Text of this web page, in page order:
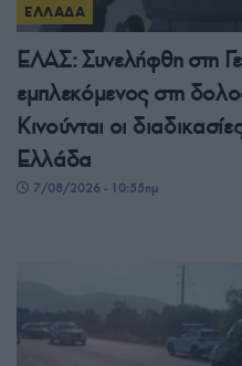
ΕΛΛΑΔΑ
ΕΛΑΣ: Συνελήφθη στη
εμπλεκόμενος στη
Κινούνται οι
Ελλάδα
7/08/2026 - 10:55πμ